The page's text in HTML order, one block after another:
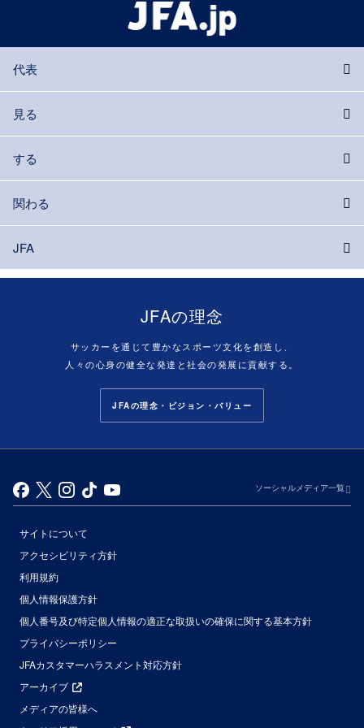
代表
見る
する
関わる
JFA
JFAの理念
サッカーを通じて豊かなスポーツ文化を創造し、
人々の心身の健全な発達と社会の発展に貢献する。
JFAの理念・ビジョン・バリュー
ソーシャルメディア一覧
サイトについて
アクセシビリティ方針
利用規約
個人情報保護方針
個人番号及び特定個人情報の適正な取扱いの確保に関する基本方針
プライバシーポリシー
JFAカスタマーハラスメント対応方針
アーカイブ
メディアの皆様へ